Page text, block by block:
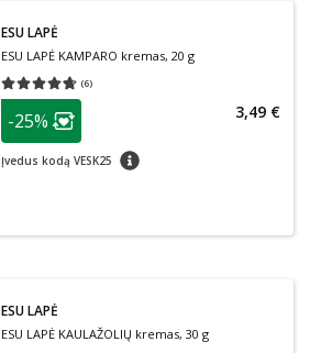
ESU LAPĖ
ESU LAPĖ KAMPARO kremas, 20 g
(6)
Vidutinis įvertinimas 4.67
patarimas
Lojalumo klubo narių nuolaida
-25%
Įvedus kodą VESK25 patarimas
3,49 €
ESU LAPĖ
ESU LAPĖ KAULAŽOLIŲ kremas, 30 g